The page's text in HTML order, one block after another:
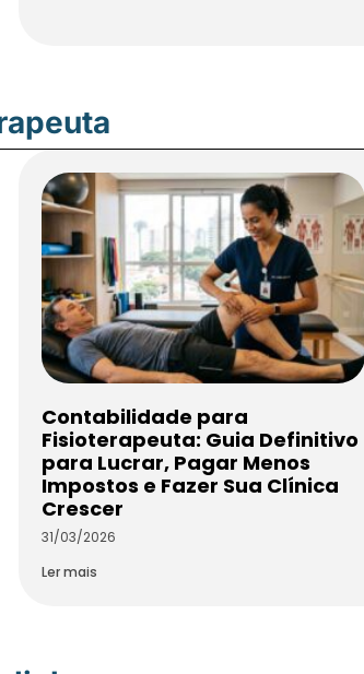
Contabilidade para
Fisioterapeuta: Guia Definitivo
para Lucrar, Pagar Menos
Impostos e Fazer Sua Clínica
Crescer
31/03/2026
Ler mais